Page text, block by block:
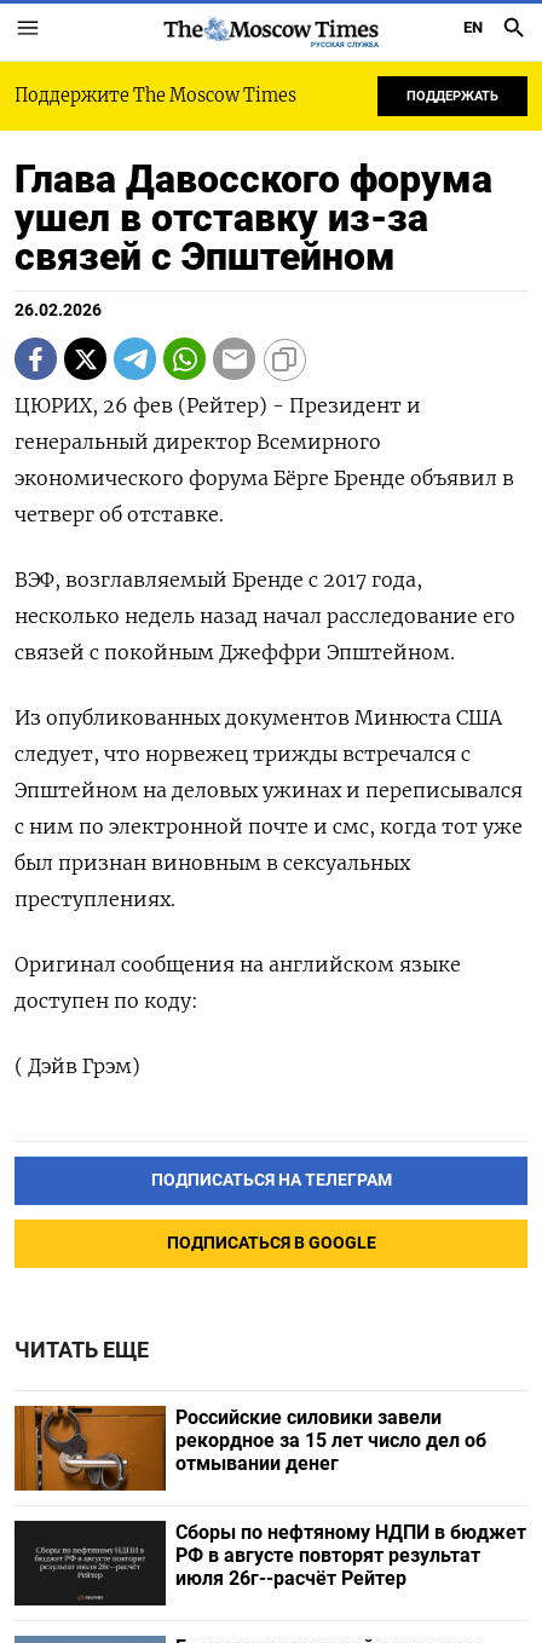
РУССКАЯ СЛУЖБА
EN
Поддержите The Moscow Times ПОДДЕРЖАТЬ
Глава Давосского форума
ушел в отставку из-за
связей с Эпштейном
26.02.2026
ЦЮРИХ, 26 фев (Рейтер) - Президент и
генеральный директор ‌Всемирного
экономического форума Бёрге Бренде объявил ​в
четверг ​об отставке.
ВЭФ, ​возглавляемый ⁠Бренде ‌с 2017 года,
‌несколько недель назад начал расследование ​его
‌связей с покойным ​Джеффри Эпштейном.
Из опубликованных документов ‌Минюста США
следует, что норвежец трижды ​встречался ​с
‌Эпштейном на деловых ​ужинах и переписывался
с ним по электронной почте и смс, когда тот ​уже
был признан ⁠виновным в сексуальных
‌преступлениях.
Оригинал сообщения на ‌английском языке
доступен ​по коду:
( ‌Дэйв Грэм)
ПОДПИСАТЬСЯ НА ТЕЛЕГРАМ
ПОДПИСАТЬСЯ В GOOGLE
ЧИТАТЬ ЕЩЕ
Российские силовики завели
рекордное за 15 лет число дел об
отмывании денег
Сборы по нефтяному НДПИ в бюджет
РФ в августе повторят результат
июля 26г--расчёт Рейтер